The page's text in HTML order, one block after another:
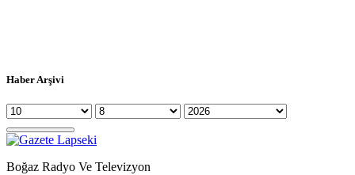
Haber Arşivi
Boğaz Radyo Ve Televizyon